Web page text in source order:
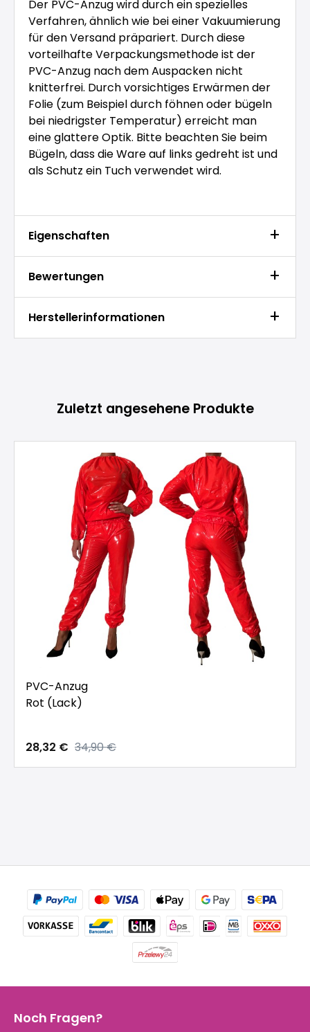
Der PVC-Anzug wird durch ein spezielles
Verfahren, ähnlich wie bei einer Vakuumierung
für den Versand präpariert. Durch diese
vorteilhafte Verpackungsmethode ist der
PVC-Anzug nach dem Auspacken nicht
knitterfrei. Durch vorsichtiges Erwärmen der
Folie (zum Beispiel durch föhnen oder bügeln
bei niedrigster Temperatur) erreicht man
eine glattere Optik. Bitte beachten Sie beim
Bügeln, dass die Ware auf links gedreht ist und
als Schutz ein Tuch verwendet wird.
Eigenschaften
Bewertungen
Herstellerinformationen
Zuletzt angesehene Produkte
PVC-Anzug
Rot (Lack)
28,32 € 34,90 €
Noch Fragen?